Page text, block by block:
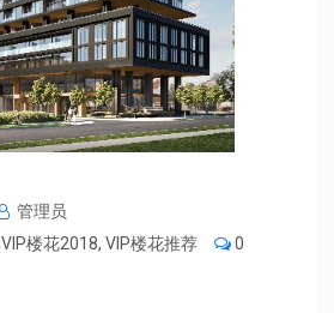
管理员
VIP楼花2018, VIP楼花推荐 0